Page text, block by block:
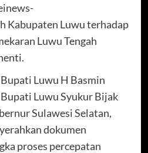
Kabupaten Luwu terhadap
Luwu Tengah
Luwu H Basmin
Luwu Syukur Bijak
Sulawesi Selatan,
dokumen
proses percepatan